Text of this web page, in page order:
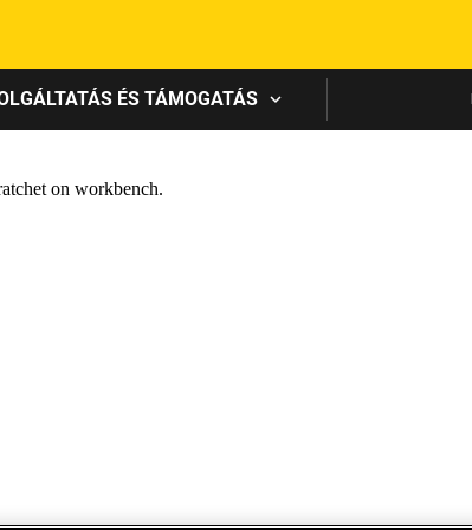
ÉS TÁMOGATÁS